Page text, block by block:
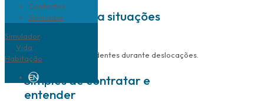
Contactos
Simulador
Simulador
Vida
Habitação
EN
Resposta para situações
imprevisíveis
Desde quedas a acidentes durante deslocações.
Simples de contratar e
entender